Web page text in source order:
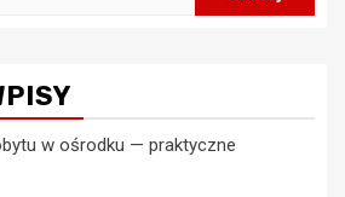
w ośrodku — praktyczne